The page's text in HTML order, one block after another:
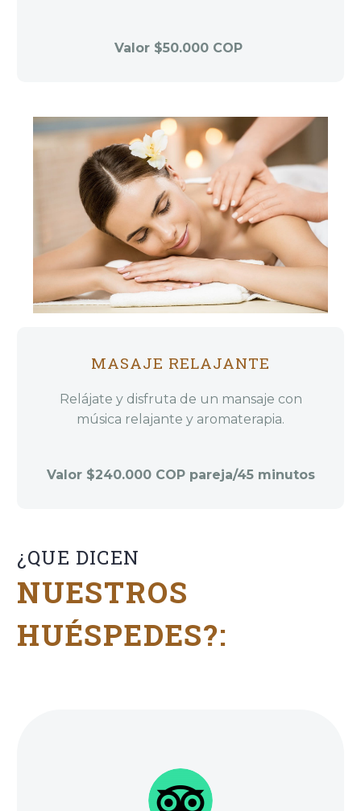
Valor $50.000 COP
MASAJE RELAJANTE
Relájate y disfruta de un mansaje con
música relajante y aromaterapia.
Valor $240.000 COP pareja/45 minutos
¿QUE DICEN
NUESTROS
HUÉSPEDES?: